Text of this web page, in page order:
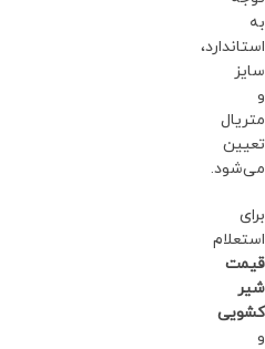
به
استاندارد،
سایز
و
متریال
تعیین
می‌شود.
برای
استعلام
قیمت
شیر
کشویی
و